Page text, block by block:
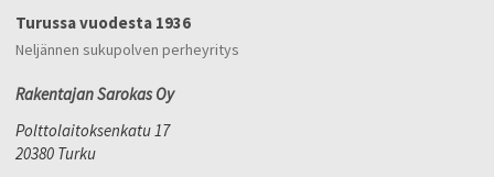
Turussa vuodesta 1936
Neljännen sukupolven perheyritys
Rakentajan Sarokas Oy
Polttolaitoksenkatu 17
20380 Turku